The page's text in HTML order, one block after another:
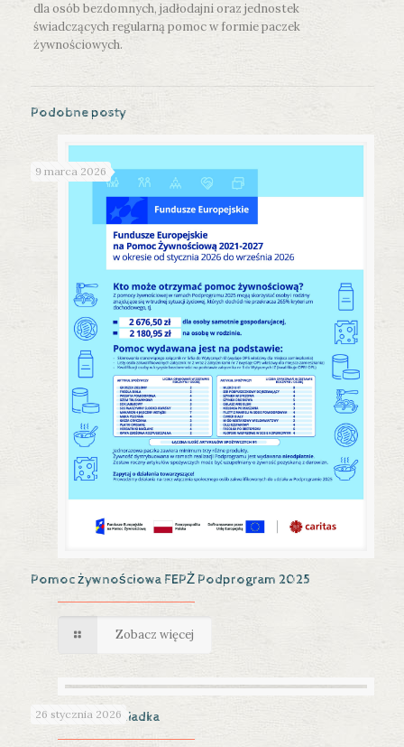
dla osób bezdomnych, jadłodajni oraz jednostek
świadczących regularną pomoc w formie paczek
żywnościowych.
Podobne posty
9 marca 2026
Pomoc żywnościowa FEPŻ Podprogram 2025
Zobacz więcej
26 stycznia 2026
Dzień Babci i Dziadka